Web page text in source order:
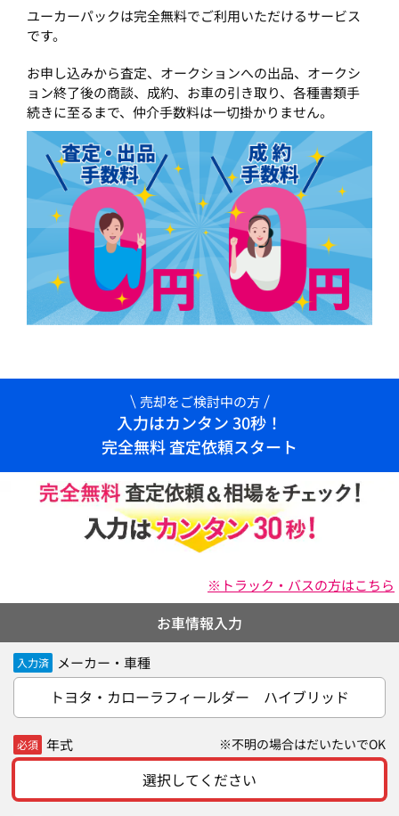
ユーカーパックは完全無料でご利用いただけるサービス
です。
お申し込みから査定、オークションへの出品、オークシ
ョン終了後の商談、成約、お車の引き取り、各種書類手
続きに至るまで、仲介手数料は一切掛かりません。
売却をご検討中の方
入力はカンタン 30秒！
完全無料 査定依頼スタート
※トラック・バスの方はこちら
お車情報入力
入力済 メーカー・車種
トヨタ・カローラフィールダー ハイブリッド
必須 年式 ※不明の場合はだいたいでOK
選択してください